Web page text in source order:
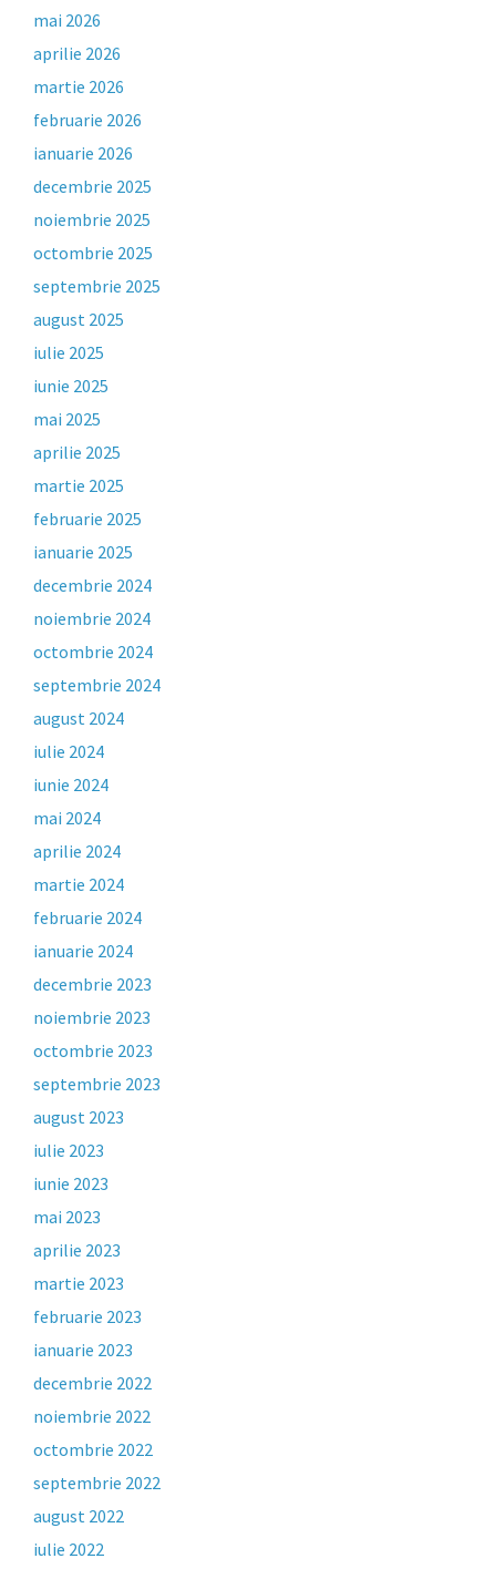
mai 2026
aprilie 2026
martie 2026
februarie 2026
ianuarie 2026
decembrie 2025
noiembrie 2025
octombrie 2025
septembrie 2025
august 2025
iulie 2025
iunie 2025
mai 2025
aprilie 2025
martie 2025
februarie 2025
ianuarie 2025
decembrie 2024
noiembrie 2024
octombrie 2024
septembrie 2024
august 2024
iulie 2024
iunie 2024
mai 2024
aprilie 2024
martie 2024
februarie 2024
ianuarie 2024
decembrie 2023
noiembrie 2023
octombrie 2023
septembrie 2023
august 2023
iulie 2023
iunie 2023
mai 2023
aprilie 2023
martie 2023
februarie 2023
ianuarie 2023
decembrie 2022
noiembrie 2022
octombrie 2022
septembrie 2022
august 2022
iulie 2022